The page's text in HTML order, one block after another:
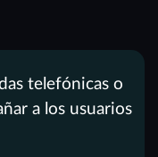
telefónicas o
a los usuarios